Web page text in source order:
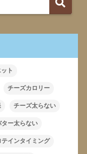
ト
チーズカロリー
チーズ太らない
ター太らない
テインタイミング